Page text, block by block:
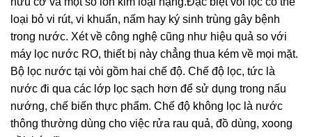
loại bỏ vi rút, vi khuẩn, nấm hay ký sinh trùng gây bệnh
trong nước. Xét về công nghệ cũng như hiệu quả so với
máy lọc nước RO, thiết bị này chẳng thua kém về mọi mặt.
Bộ lọc nước tại vòi gồm hai chế độ. Chế độ lọc, tức là
nước đi qua các lớp lọc sạch hơn để sử dụng trong nấu
nướng, chế biến thực phẩm. Chế độ không lọc là nước
thông thường dùng cho việc rửa rau quả, đồ dùng, xoong